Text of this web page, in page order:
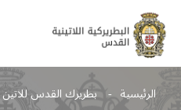
الرئيسية بطريرك القدس للاتين